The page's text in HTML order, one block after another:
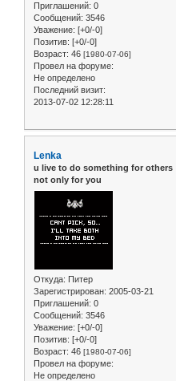
Приглашений: 0
Сообщений: 3546
Уважение: [+0/-0]
Позитив: [+0/-0]
Возраст: 46 [1980-07-06]
Провел на форуме:
Не определено
Последний визит:
2013-07-02 12:28:11
Lenka
u live to do something for others
not only for you
Откуда: Питер
Зарегистрирован: 2005-03-21
Приглашений: 0
Сообщений: 3546
Уважение: [+0/-0]
Позитив: [+0/-0]
Возраст: 46 [1980-07-06]
Провел на форуме:
Не определено